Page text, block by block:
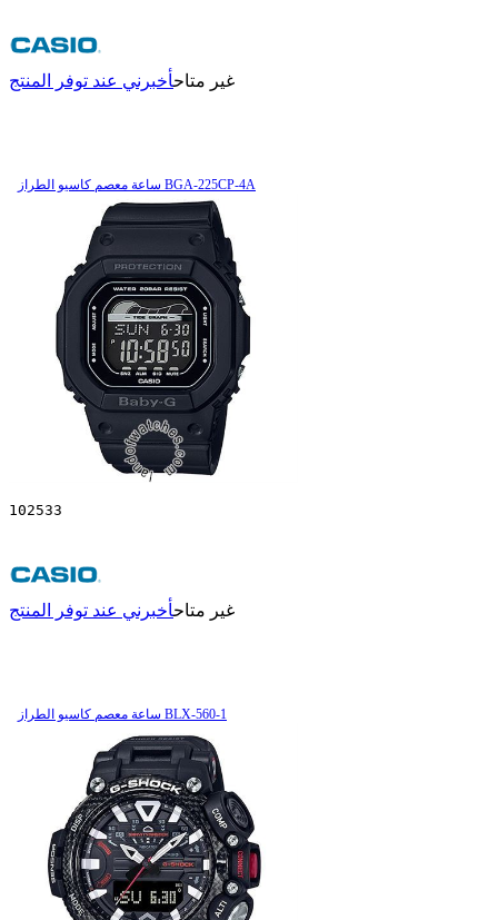
غير متاحأخبرني عند توفر المنتج
ساعة معصم کاسیو الطراز BGA-225CP-4A
102533
غير متاحأخبرني عند توفر المنتج
ساعة معصم کاسیو الطراز BLX-560-1